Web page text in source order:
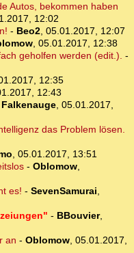
Autos, bekommen haben
12:02
- Beo2, 05.01.2017, 12:07
, 05.01.2017, 12:38
geholfen werden (edit.). -
12:35
12:43
Falkenauge, 05.01.2017,
das Problem lösen.
, 05.01.2017, 13:51
- Oblomow,
es! - SevenSamurai,
- BBouvier,
an - Oblomow, 05.01.2017,